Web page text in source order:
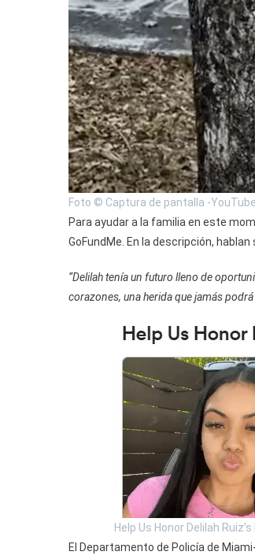
Foto © Captura de pantalla -
Para ayudar a la familia en este
GoFundMe. En la descripción,
“Delilah tenía un futuro lleno de
corazones, una herida que jamás
Help Us Honor Delilah
El Departamento de Policía de